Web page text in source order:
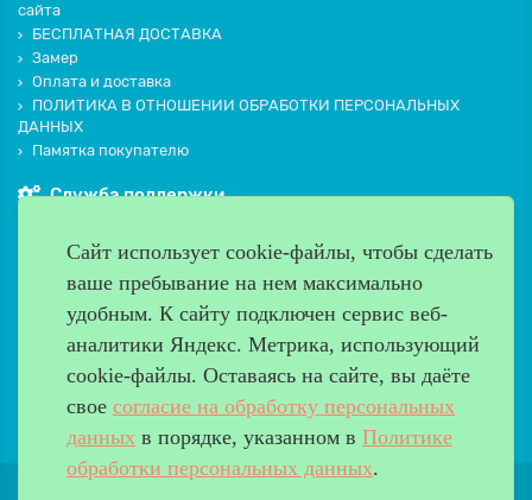
сайта
БЕСПЛАТНАЯ ДОСТАВКА
Замер
Оплата и доставка
ПОЛИТИКА В ОТНОШЕНИИ ОБРАБОТКИ ПЕРСОНАЛЬНЫХ
ДАННЫХ
Памятка покупателю
Служба поддержки
Производители
Дополнительно
Наш адрес
Работаем с 9:00 до 20:00
8 (499) 685-33-26
Сайт использует cookie-файлы, чтобы сделать
ваше пребывание на нем максимально
удобным. К cайту подключен сервис веб-
аналитики Яндекс. Метрика, использующий
cookie-файлы. Оставаясь на сайте, вы даёте
свое согласие на обработку персональных
данных в порядке, указанном в Политике
обработки персональных данных.